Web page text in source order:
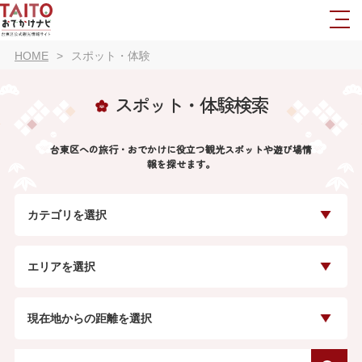
HOME スポット・体験
スポット・体験検索
台東区への旅行・おでかけに役立つ観光スポットや遊び場情
報を探せます。
カテゴリを選択
エリアを選択
現在地からの距離を選択